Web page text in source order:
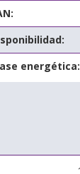
energética: